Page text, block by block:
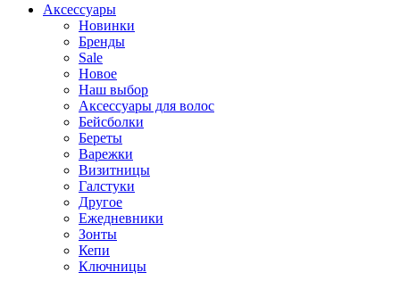
Аксессуары
Новинки
Бренды
Sale
Новое
Наш выбор
Аксессуары для волос
Бейсболки
Береты
Варежки
Визитницы
Галстуки
Другое
Ежедневники
Зонты
Кепи
Ключницы